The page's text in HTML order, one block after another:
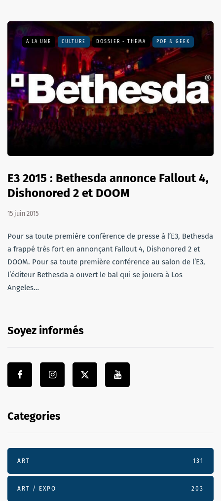
A LA UNE CULTURE DOSSIER - THEMA POP & GEEK
E3 2015 : Bethesda annonce Fallout 4,
Dishonored 2 et DOOM
15 juin 2015
Pour sa toute première conférence de presse à l’E3, Bethesda
a frappé très fort en annonçant Fallout 4, Dishonored 2 et
DOOM. Pour sa toute première conférence au salon de l’E3,
l’éditeur Bethesda a ouvert le bal qui se jouera à Los
Angeles…
Soyez informés
Categories
ART 131
ART / EXPO 203